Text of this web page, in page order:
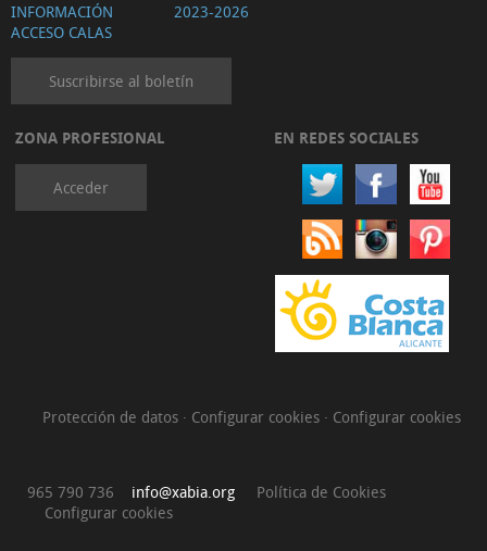
INFORMACIÓN
ACCESO CALAS
2023-2026
Suscribirse al boletín
ZONA PROFESIONAL
Acceder
EN REDES SOCIALES
Protección de datos · Configurar cookies · Configurar cookies
965 790 736 info@xabia.org
Política de Cookies
Configurar cookies